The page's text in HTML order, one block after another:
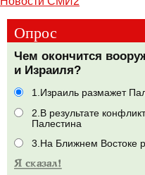
Опрос
Чем окончится
и Израиля?
1.Израиль размажет
2.В результате
Палестина
3.На Ближнем Востоке